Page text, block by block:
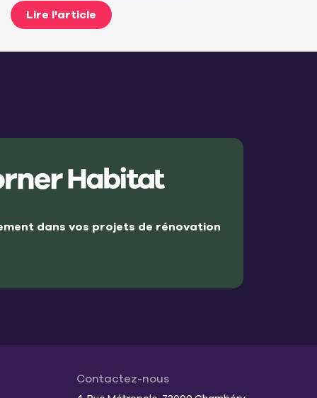
Lire l'article
dans vos projets de rénovation
Contactez-nous